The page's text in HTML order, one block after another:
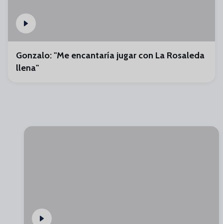
Gonzalo: "Me encantaría jugar con La Rosaleda
llena"